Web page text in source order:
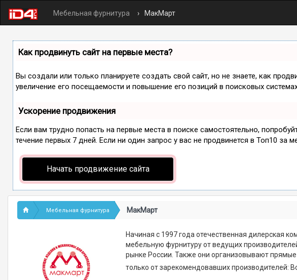
Мебельная фурнитура МакМарт
Как продвинуть сайт на первые места?
Вы создали или только планируете создать свой сайт, но не знаете, как
увеличение его посещаемости и повышение его позиций в поисковых
Ускорение продвижения
Если вам трудно попасть на первые места в поиске самостоятельно,
течение первых 7 дней. Если ни один запрос у вас не продвинется в Топ10 за
Начать продвижение сайта
Мебельная фурнитура МакМарт
Начиная с 1997 года отечественная дилерская
мебельную фурнитуру от ведущих
рынке России. Также они организовывают
только от зарекомендовавших производителей: